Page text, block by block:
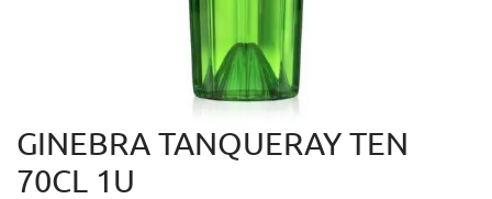
GINEBRA TANQUERAY TEN
70CL 1U